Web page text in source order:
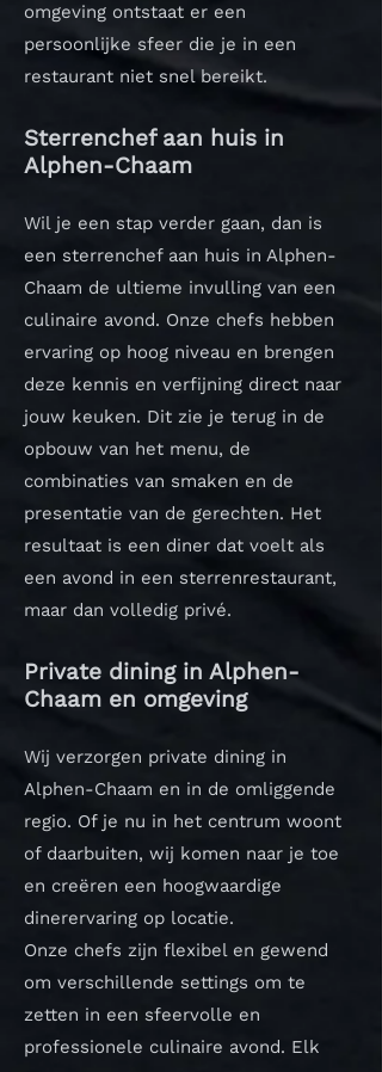
omgeving ontstaat er een
persoonlijke sfeer die je in een
restaurant niet snel bereikt.
Sterrenchef aan huis in
Alphen-Chaam
Wil je een stap verder gaan, dan is
een sterrenchef aan huis in Alphen-
Chaam de ultieme invulling van een
culinaire avond. Onze chefs hebben
ervaring op hoog niveau en brengen
deze kennis en verfijning direct naar
jouw keuken. Dit zie je terug in de
opbouw van het menu, de
combinaties van smaken en de
presentatie van de gerechten. Het
resultaat is een diner dat voelt als
een avond in een sterrenrestaurant,
maar dan volledig privé.
Private dining in Alphen-
Chaam en omgeving
Wij verzorgen private dining in
Alphen-Chaam en in de omliggende
regio. Of je nu in het centrum woont
of daarbuiten, wij komen naar je toe
en creëren een hoogwaardige
dinerervaring op locatie.
Onze chefs zijn flexibel en gewend
om verschillende settings om te
zetten in een sfeervolle en
professionele culinaire avond. Elk